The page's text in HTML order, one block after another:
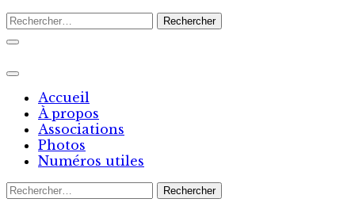
Rechercher :
Accueil
À propos
Associations
Photos
Numéros utiles
Rechercher :